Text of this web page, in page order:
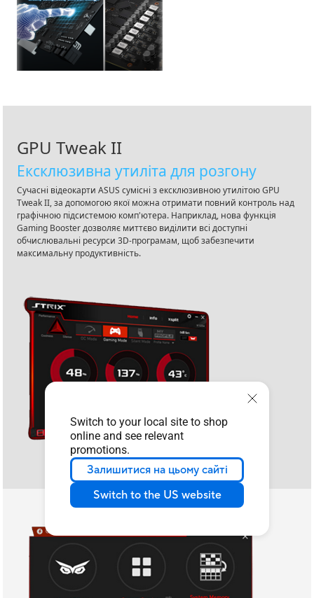
Switch to your local site to shop
online and see relevant
promotions.
Залишитися на цьому сайті
Switch to the US website
GPU Tweak II
Ексклюзивна утиліта для розгону
Сучасні відеокарти ASUS сумісні з ексклюзивною утилітою GPU
Tweak II, за допомогою якої можна отримати повний контроль над
графічною підсистемою комп'ютера. Наприклад, нова функція
Gaming Booster дозволяє миттєво виділити всі доступні
обчислювальні ресурси 3D-програмам, щоб забезпечити
максимальну продуктивність.